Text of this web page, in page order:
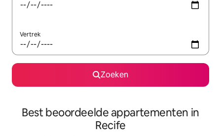
Vertrek
Zoeken
Best beoordeelde appartementen in
Recife